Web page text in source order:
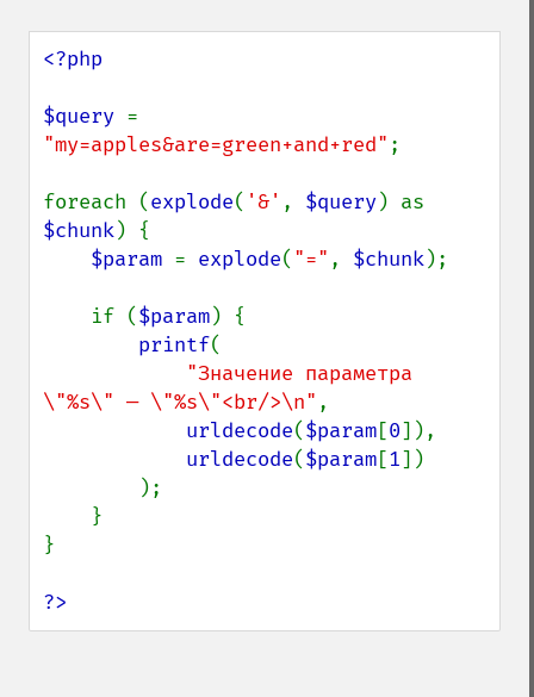
<?php
$query
"my=apples&are=green+and+red" ;
foreach (explode( '&' , $query
$chunk) {
$param = explode( "=" , $chunk);
    if (
$param) {
printf(
"Значение параметра
\"%s\" — \"%s\"<br/>\n" ,
urldecode($param[0]),
urldecode($param[1])
}
?>